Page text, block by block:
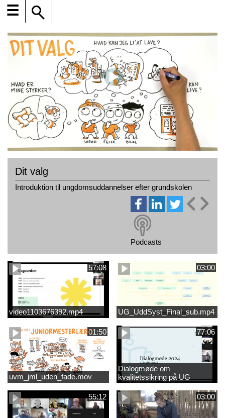
☰
Dit valg
Introduktion til ungdomsuddannelser efter grundskolen
Podcasts
57:08
video1103676392.mp4
03:00
UG_UddSyst_Final_sub.mp4
01:50
uvm_jml_uden_fade.mov
77:06
Dialogmøde om
kvalitetssikring på UG
55:12 03:00